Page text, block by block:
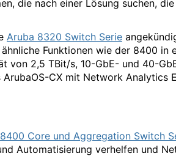
die nach einer Lösung suchen,
Aruba 8320 Switch Serie
Funktionen wie der 8400 in
2,5 TBit/s, 10-GbE- und 40-
CX mit Network Analytics
8400 Core und Aggregation Switch
Automatisierung verhelfen und